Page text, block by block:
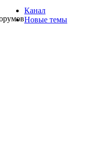
Канал
Новые темы